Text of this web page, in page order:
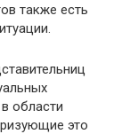
также есть
области
это